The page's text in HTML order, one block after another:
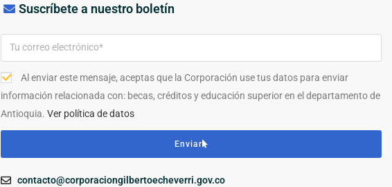
Suscríbete a nuestro boletín
Al enviar este mensaje, aceptas que la Corporación use tus datos para enviar
información relacionada con: becas, créditos y educación superior en el departamento de
Antioquia.Ver política de datos
Enviar
contacto@corporaciongilbertoecheverri.gov.co